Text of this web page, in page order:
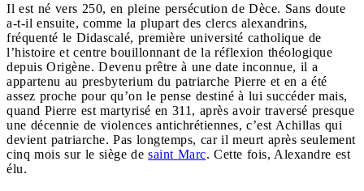
Il est né vers 250, en pleine persécution de Dèce. Sans doute
a-t-il ensuite, comme la plupart des clercs alexandrins,
fréquenté le Didascalé, première université catholique de
l’histoire et centre bouillonnant de la réflexion théologique
depuis Origène. Devenu prêtre à une date inconnue, il a
appartenu au presbyterium du patriarche Pierre et en a été
assez proche pour qu’on le pense destiné à lui succéder mais,
quand Pierre est martyrisé en 311, après avoir traversé presque
une décennie de violences antichrétiennes, c’est Achillas qui
devient patriarche. Pas longtemps, car il meurt après seulement
cinq mois sur le siège de saint Marc. Cette fois, Alexandre est
élu.